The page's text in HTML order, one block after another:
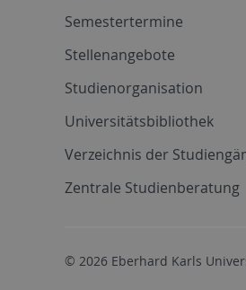
Semestertermine
Stellenangebote
Studienorganisation
Universitätsbibliothek
Verzeichnis der
Zentrale Studienberatung
© 2026 Eberhard Karls